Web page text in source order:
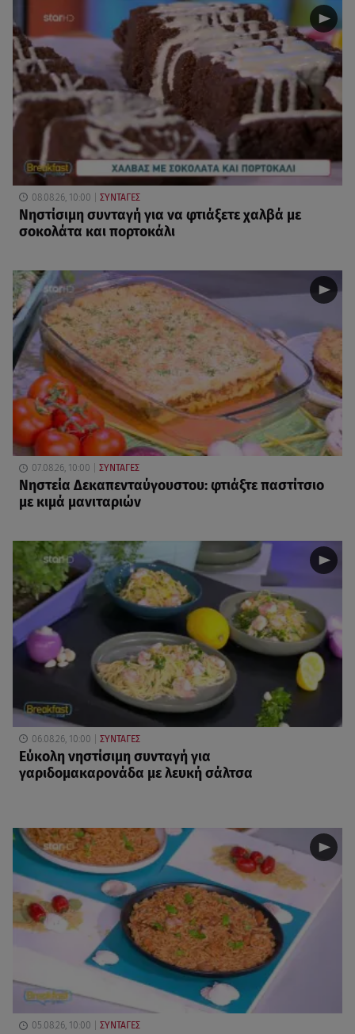
08.08.26, 10:00 ΣΥΝΤΑΓΕΣ
Νηστίσιμη συνταγή για να φτιάξετε χαλβά με
σοκολάτα και πορτοκάλι
07.08.26, 10:00 ΣΥΝΤΑΓΕΣ
Νηστεία Δεκαπενταύγουστου: φτιάξτε παστίτσιο
με κιμά μανιταριών
06.08.26, 10:00 ΣΥΝΤΑΓΕΣ
Eύκολη νηστίσιμη συνταγή για
γαριδομακαρονάδα με λευκή σάλτσα
05.08.26, 10:00 ΣΥΝΤΑΓΕΣ